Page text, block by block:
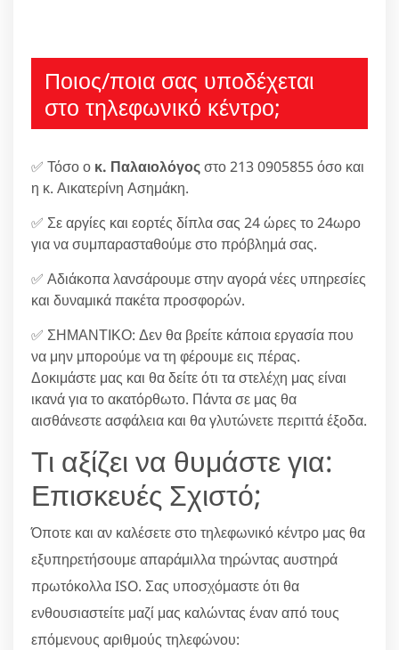
Ποιος/ποια σας υποδέχεται
στο τηλεφωνικό κέντρο;
✅ Τόσο ο κ. Παλαιολόγοςστο 213 0905855 όσο και
η κ. Αικατερίνη Ασημάκη.
✅ Σε αργίες και εορτές δίπλα σας 24 ώρες το 24ωρο
για να συμπαρασταθούμε στο πρόβλημά σας.
✅ Αδιάκοπα λανσάρουμε στην αγορά νέες υπηρεσίες
και δυναμικά πακέτα προσφορών.
✅ ΣΗΜΑΝΤΙΚΟ: Δεν θα βρείτε κάποια εργασία που
να μην μπορούμε να τη φέρουμε εις πέρας.
Δοκιμάστε μας και θα δείτε ότι τα στελέχη μας είναι
ικανά για το ακατόρθωτο. Πάντα σε μας θα
αισθάνεστε ασφάλεια και θα γλυτώνετε περιττά έξοδα.
Τι αξίζει να θυμάστε για:
Επισκευές Σχιστό;
Όποτε και αν καλέσετε στο τηλεφωνικό κέντρο μας θα
εξυπηρετήσουμε απαράμιλλα τηρώντας αυστηρά
πρωτόκολλα ISO. Σας υποσχόμαστε ότι θα
ενθουσιαστείτε μαζί μας καλώντας έναν από τους
επόμενους αριθμούς τηλεφώνου: